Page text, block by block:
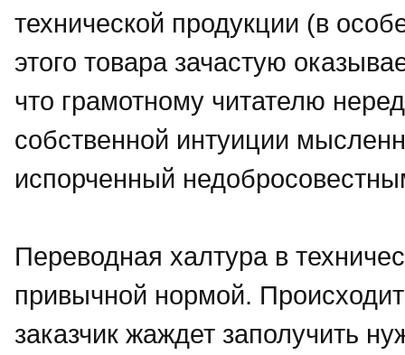
технической продукции (в
этого товара зачастую
что грамотному читателю
собственной интуиции
испорченный
Переводная халтура в
привычной нормой.
заказчик жаждет заполучить